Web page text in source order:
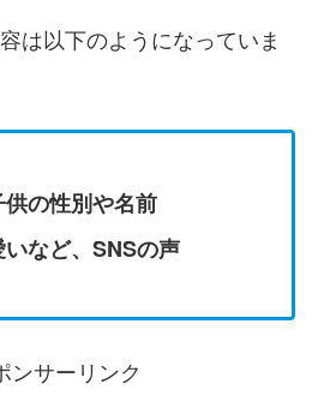
は以下のようになっていま
の性別や名前
など、SNSの声
ンサーリンク